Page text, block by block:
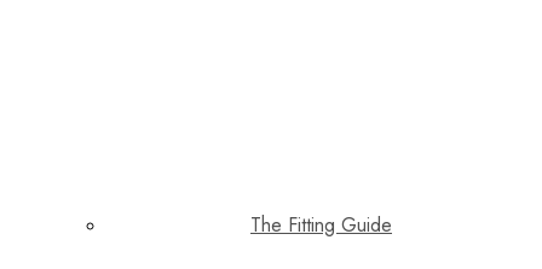
The Fitting Guide